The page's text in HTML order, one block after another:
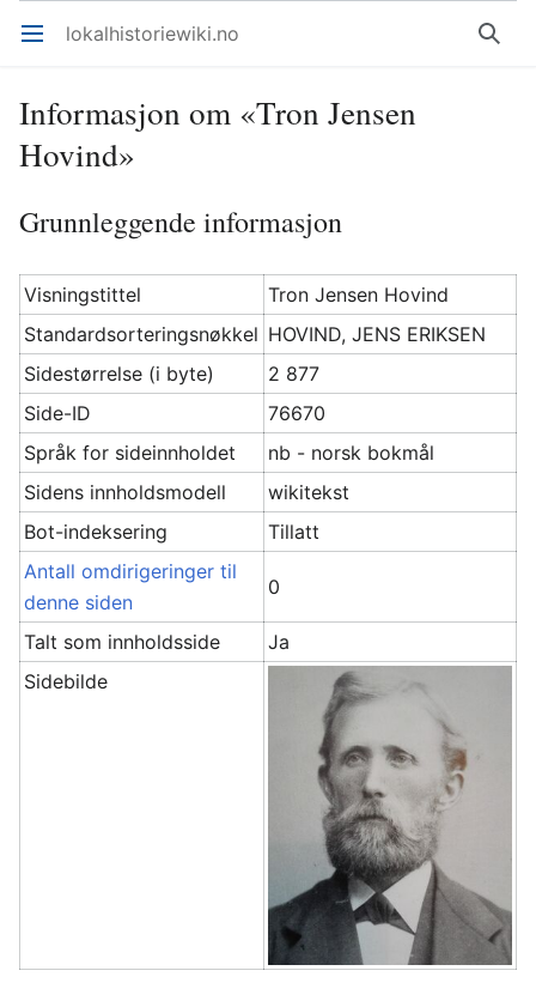
Åpne hovedmenyen lokalhistoriewiki.no Søk
Informasjon om «Tron Jensen
Hovind»
Grunnleggende informasjon
Visningstittel
Tron Jensen Hovind
Standardsorteringsnøkkel HOVIND, JENS ERIKSEN
Sidestørrelse (i byte)
2 877
Side-ID
76670
Språk for sideinnholdet
nb - norsk bokmål
Sidens innholdsmodell
wikitekst
Bot-indeksering
Tillatt
Antall omdirigeringer til
denne siden
0
Talt som innholdsside
Ja
Sidebilde